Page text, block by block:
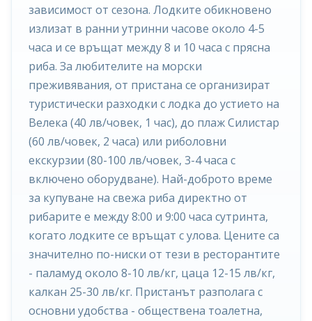
зависимост от сезона. Лодките обикновено
излизат в ранни утринни часове около 4-5
часа и се връщат между 8 и 10 часа с прясна
риба. За любителите на морски
преживявания, от пристана се организират
туристически разходки с лодка до устието на
Велека (40 лв/човек, 1 час), до плаж Силистар
(60 лв/човек, 2 часа) или риболовни
екскурзии (80-100 лв/човек, 3-4 часа с
включено оборудване). Най-доброто време
за купуване на свежа риба директно от
рибарите е между 8:00 и 9:00 часа сутринта,
когато лодките се връщат с улова. Цените са
значително по-ниски от тези в ресторантите
- паламуд около 8-10 лв/кг, цаца 12-15 лв/кг,
калкан 25-30 лв/кг. Пристанът разполага с
основни удобства - обществена тоалетна,